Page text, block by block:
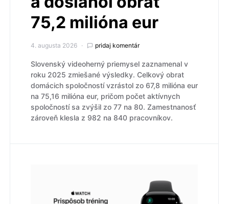
75,2 milióna eur
4. augusta 2026 pridaj komentár
Slovenský videoherný priemysel zaznamenal v
roku 2025 zmiešané výsledky. Celkový obrat
domácich spoločností vzrástol zo 67,8 milióna eur
na 75,16 milióna eur, pričom počet aktívnych
spoločností sa zvýšil zo 77 na 80. Zamestnanosť
zároveň klesla z 982 na 840 pracovníkov.